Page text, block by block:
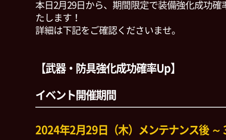
本日2月29日から、期間限定で装備強化成功確
たします！
詳細は下記をご確認くださいませ。
【武器・防具強化成功確率Up】
イベント開催期間
2024年2月29日（木）メンテナンス後 ～